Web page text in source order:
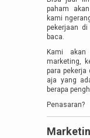
paham
kami
pekerjaan
baca.
Kami
marketing,
para pekerja
aja yang
berapa
Penasaran?